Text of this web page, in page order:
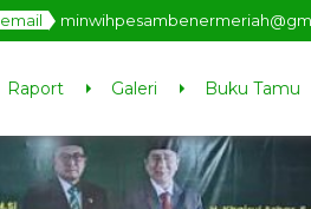
email
Raport Galeri Buku Tamu